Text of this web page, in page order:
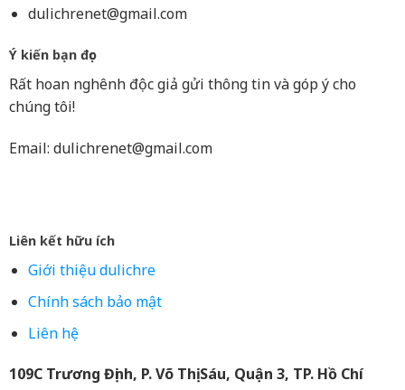
dulichrenet@gmail.com
Ý kiến bạn đọc
Rất hoan nghênh độc giả gửi thông tin và góp ý cho
chúng tôi!
Email: dulichrenet@gmail.com
Liên kết hữu ích
Giới thiệu dulichre
Chính sách bảo mật
Liên hệ
109C Trương Định, P. Võ Thị Sáu, Quận 3, TP. Hồ Chí